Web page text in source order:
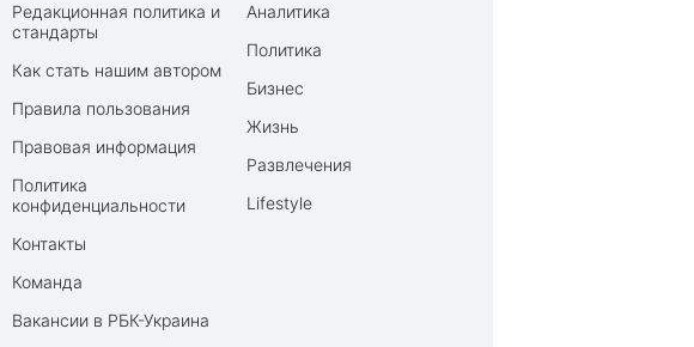
Редакционная политика и
стандарты
Как стать нашим автором
Правила пользования
Правовая информация
Политика
конфиденциальности
Контакты
Команда
Вакансии в РБК-Украина
Аналитика
Политика
Бизнес
Жизнь
Развлечения
Lifestyle